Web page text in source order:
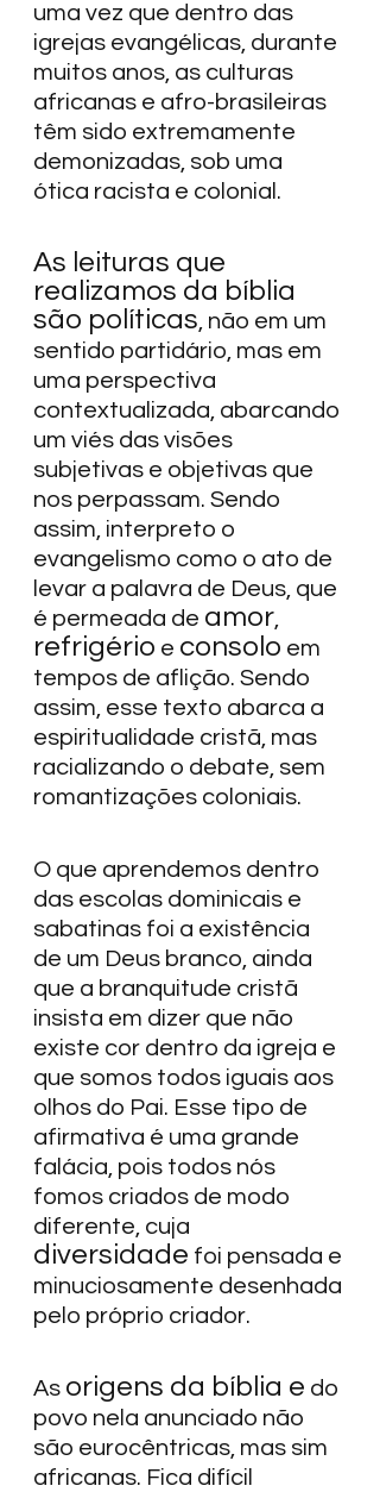
uma vez que dentro das
igrejas evangélicas, durante
muitos anos, as culturas
africanas e afro-brasileiras
têm sido extremamente
demonizadas, sob uma
ótica racista e colonial.
As leituras que
realizamos da bíblia
são políticas, não em um
sentido partidário, mas em
uma perspectiva
contextualizada, abarcando
um viés das visões
subjetivas e objetivas que
nos perpassam. Sendo
assim, interpreto o
evangelismo como o ato de
levar a palavra de Deus, que
é permeada de amor,
refrigério e consolo em
tempos de aflição. Sendo
assim, esse texto abarca a
espiritualidade cristã, mas
racializando o debate, sem
romantizações coloniais.
O que aprendemos dentro
das escolas dominicais e
sabatinas foi a existência
de um Deus branco, ainda
que a branquitude cristã
insista em dizer que não
existe cor dentro da igreja e
que somos todos iguais aos
olhos do Pai. Esse tipo de
afirmativa é uma grande
falácia, pois todos nós
fomos criados de modo
diferente, cuja
diversidade foi pensada e
minuciosamente desenhada
pelo próprio criador.
As origens da bíblia e do
povo nela anunciado não
são eurocêntricas, mas sim
africanas. Fica difícil